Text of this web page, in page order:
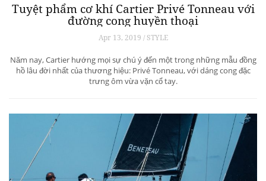
Tuyệt phẩm cơ khí Cartier Privé Tonneau với
đường cong huyền thoại
Apr 13, 2019 / STYLE
Năm nay, Cartier hướng mọi sự chú ý đến một trong những mẫu đồng
hồ lâu đời nhất của thương hiệu: Privé Tonneau, với dáng cong đặc
trưng ôm vừa vặn cổ tay.